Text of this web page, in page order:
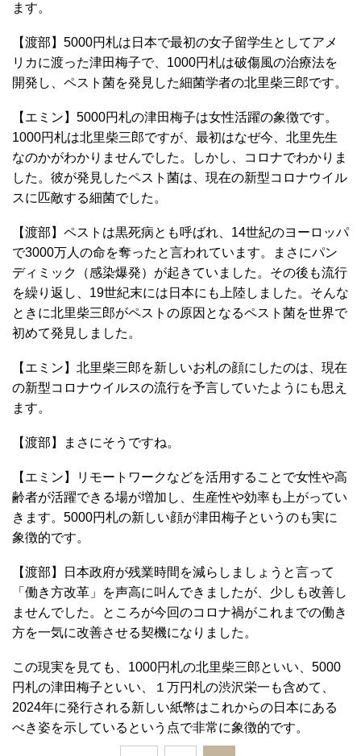
ます。
【渡部】5000円札は日本で最初の女子留学生としてアメ
リカに渡った津田梅子で、1000円札は破傷風の治療法を
開発し、ペスト菌を発見した細菌学者の北里柴三郎です。
【エミン】5000円札の津田梅子は女性活躍の象徴です。
1000円札は北里柴三郎ですが、最初はなぜ今、北里先生
なのかがわかりませんでした。しかし、コロナでわかりま
した。彼が発見したペスト菌は、現在の新型コロナウイル
スに匹敵する細菌でした。
【渡部】ペストは黒死病とも呼ばれ、14世紀のヨーロッパ
で3000万人の命を奪ったと言われています。まさにパン
ディミック（感染爆発）が起きていました。その後も流行
を繰り返し、19世紀末には日本にも上陸しました。そんな
ときに北里柴三郎がペストの原因となるペスト菌を世界で
初めて発見しました。
【エミン】北里柴三郎を新しいお札の顔にしたのは、現在
の新型コロナウイルスの流行を予言していたようにも思え
ます。
【渡部】まさにそうですね。
【エミン】リモートワークなどを活用することで女性や高
齢者が活躍できる場が増加し、生産性や効率も上がってい
きます。5000円札の新しい顔が津田梅子というのも実に
象徴的です。
【渡部】日本政府が残業時間を減らしましょうと言って
「働き方改革」を声高に叫んできましたが、少しも改善し
ませんでした。ところが今回のコロナ禍がこれまでの働き
方を一気に改善させる契機になりました。
この現実を見ても、1000円札の北里柴三郎といい、5000
円札の津田梅子といい、１万円札の渋沢栄一も含めて、
2024年に発行される新しい紙幣はこれからの日本にある
べき姿を示しているという点で非常に象徴的です。